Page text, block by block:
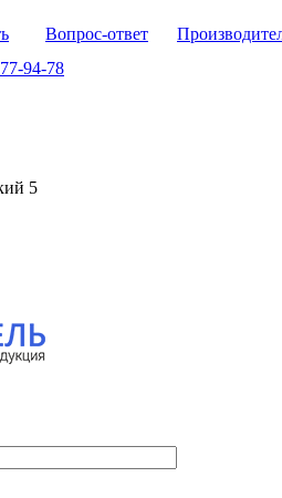
Вопрос-ответ
94-78
5